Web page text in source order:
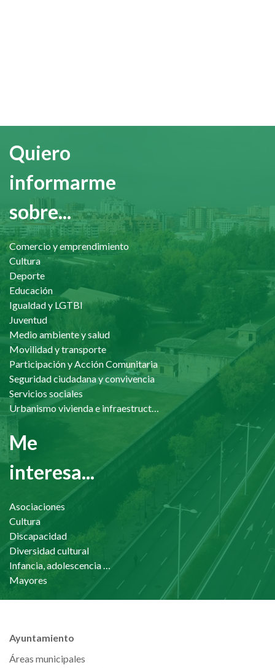
Quiero
informarme
sobre...
Comercio y emprendimiento
Cultura
Deporte
Educación
Igualdad y LGTBI
Juventud
Medio ambiente y salud
Movilidad y transporte
Participación y Acción Comunitaria
Seguridad ciudadana y convivencia
Servicios sociales
Me
interesa...
Asociaciones
Cultura
Discapacidad
Diversidad cultural
Mayores
Ayuntamiento
Áreas municipales